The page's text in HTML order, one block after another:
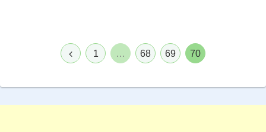
前
1 … 68 69 70